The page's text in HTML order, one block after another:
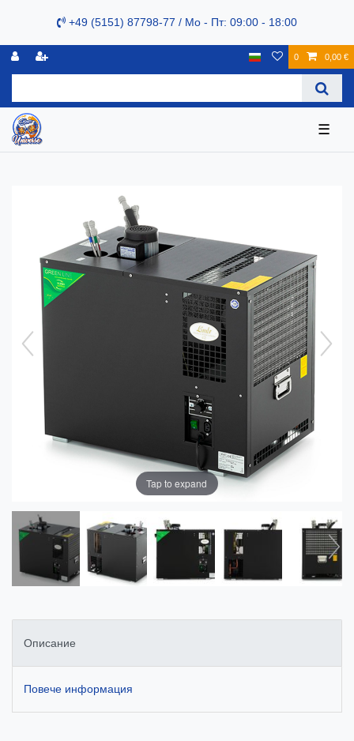
+49 (5151) 87798-77 / Mo - Пт: 09:00 - 18:00
0 0,00 €
☰
Tap to expand
Описание
Повече информация